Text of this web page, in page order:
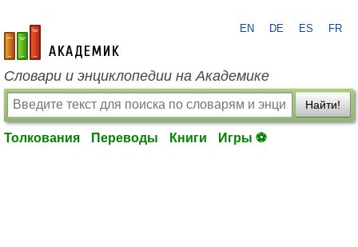
academic.ru
EN DE ES FR
Словари и энциклопедии на Академике
Найти!
Толкования Переводы Книги Игры ⚽